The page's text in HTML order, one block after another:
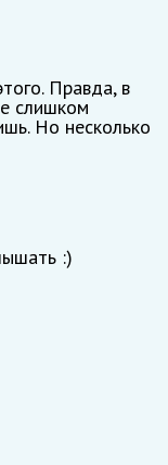
Правда, в
слишком
Но несколько
:)